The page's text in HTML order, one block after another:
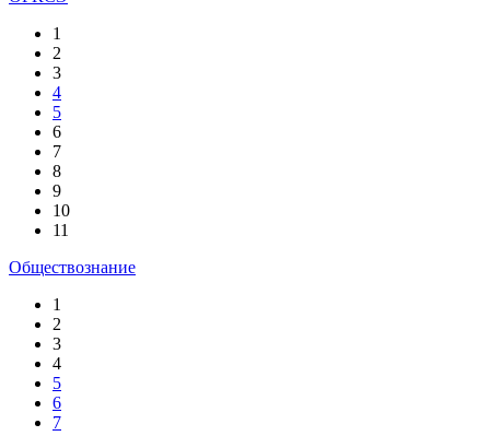
1
2
3
4
5
6
7
8
9
10
11
Обществознание
1
2
3
4
5
6
7